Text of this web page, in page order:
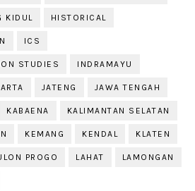
KIDUL HISTORICAL
ICS
STUDIES INDRAMAYU
JATENG JAWA TENGAH
KABAENA KALIMANTAN SELATAN
KEMANG KENDAL KLATEN
PROGO LAHAT LAMONGAN